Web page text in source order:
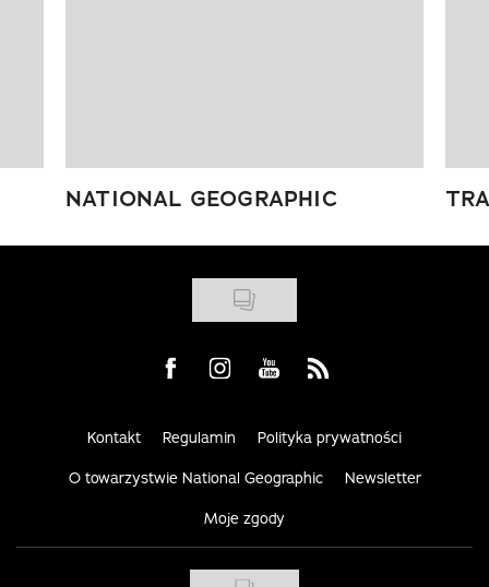
NATIONAL GEOGRAPHIC
Visit us on Facebook
Visit us on Instagram
Visit us on Youtube
Visit us on Rss
Kontakt Regulamin Polityka prywatności
O towarzystwie National Geographic Newsletter
Moje zgody